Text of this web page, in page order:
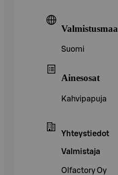
Valmistusmaa
Suomi
Ainesosat
Kahvipapuja
Yhteystiedot
Valmistaja
Olfactory Oy